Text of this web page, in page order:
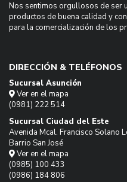
Nos sentimos orgullosos de ser
productos de buena calidad y
para la comercialización de los
DIRECCIÓN & TELÉFONOS
Sucursal Asunción
Ver en el mapa
(0981) 222 514
Sucursal Ciudad del Este
Avenida Mcal. Francisco Solano
Barrio San José
Ver en el mapa
(0985) 100 433
(0986) 184 806